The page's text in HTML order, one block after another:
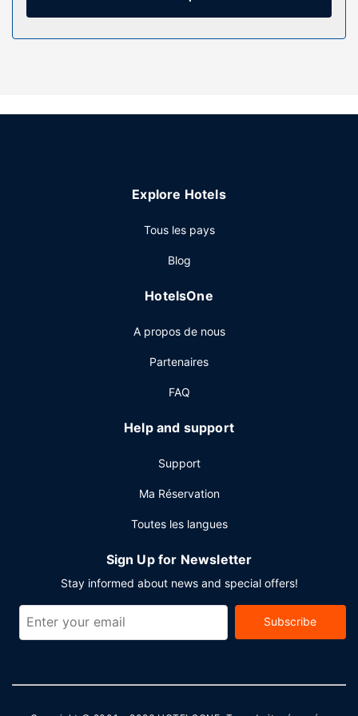
monde. Les salles de bain comprennent un ensemble
profiter des infrastructures de loisirs de l'hébergement qui
restaurant, Seagulls Restaurant. L'hébergement vous invite
d'affaires, des journaux gratuits dans le hall et une
réception ouverte 24 h/24. Un parking gratuit est
Explore Hotels
Tous les pays
Blog
HotelsOne
A propos de nous
Partenaires
FAQ
Help and support
Support
Ma Réservation
Toutes les langues
Sign Up for Newsletter
Stay informed about news and special offers!
Subscribe